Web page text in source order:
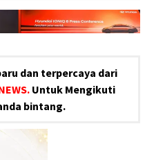
dan terpercaya dari
Untuk Mengikuti
bintang.